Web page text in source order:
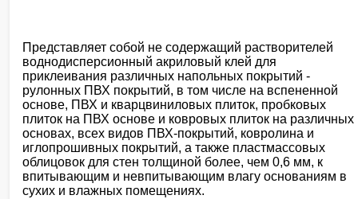
Представляет собой не содержащий растворителей
воднодисперсионный акриловый клей для
приклеивания различных напольных покрытий -
рулонных ПВХ покрытий, в том числе на вспененной
основе, ПВХ и кварцвиниловых плиток, пробковых
плиток на ПВХ основе и ковровых плиток на различных
основах, всех видов ПВХ-покрытий, ковролина и
иглопрошивных покрытий, а также пластмассовых
облицовок для стен толщиной более, чем 0,6 мм, к
впитывающим и невпитывающим влагу основаниям в
сухих и влажных помещениях.